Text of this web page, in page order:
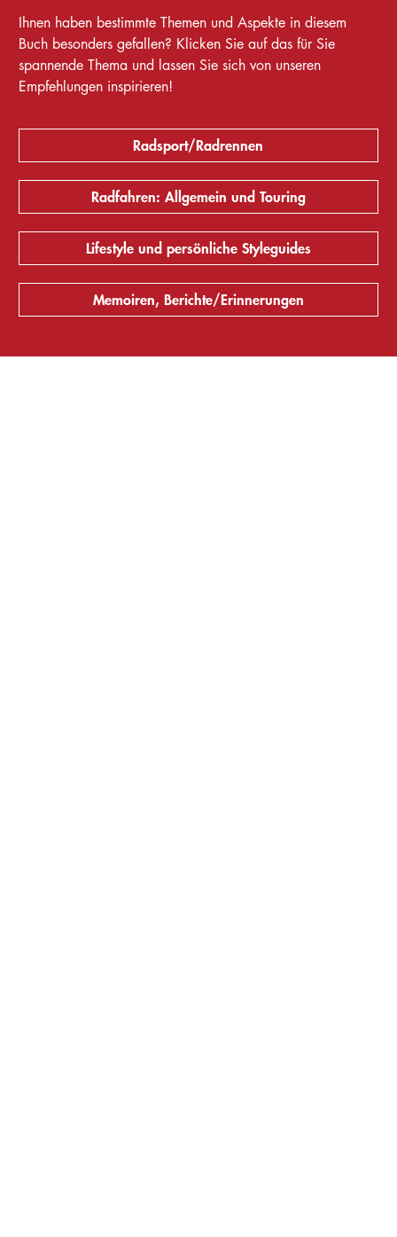
Ihnen haben bestimmte Themen und Aspekte in diesem
Buch besonders gefallen? Klicken Sie auf das für Sie
spannende Thema und lassen Sie sich von unseren
Empfehlungen inspirieren!
Radsport/Radrennen
Radfahren: Allgemein und Touring
Lifestyle und persönliche Styleguides
Memoiren, Berichte/Erinnerungen